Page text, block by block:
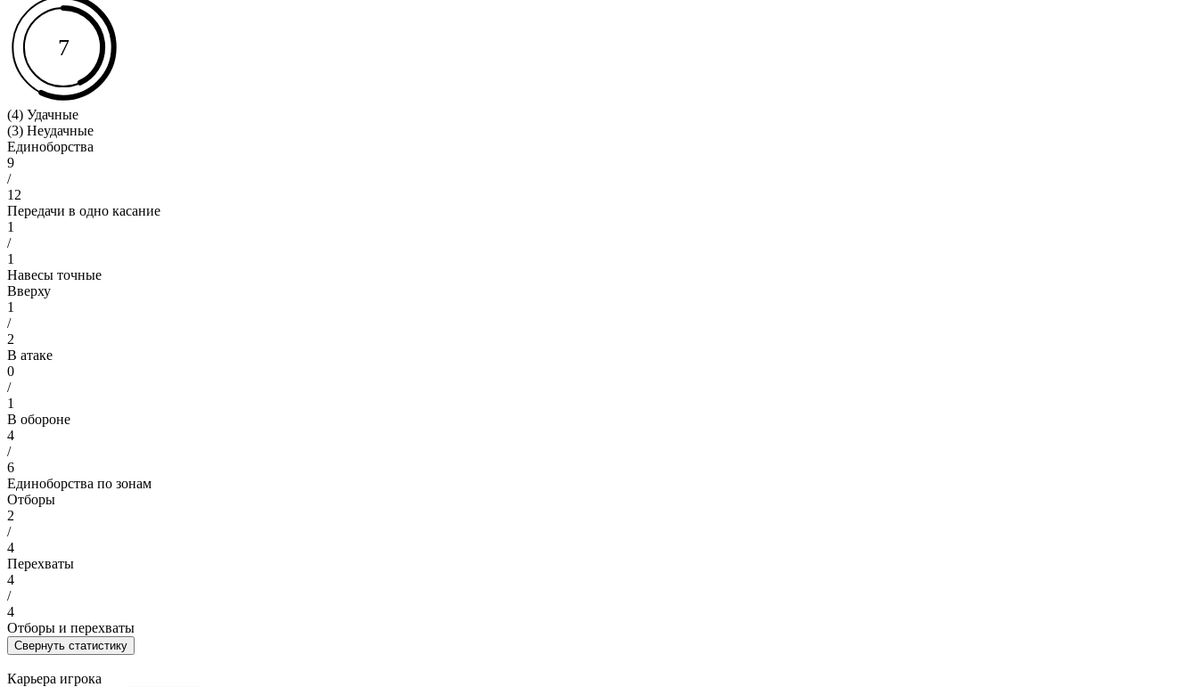
7
(4) Удачные
(3) Неудачные
Единоборства
9
/
12
Передачи в одно касание
1
/
1
Навесы точные
Вверху
1
/
2
В атаке
0
/
1
В обороне
4
/
6
Единоборства по зонам
Отборы
2
/
4
Перехваты
4
/
4
Отборы и перехваты
Свернуть статистику
Карьера игрока